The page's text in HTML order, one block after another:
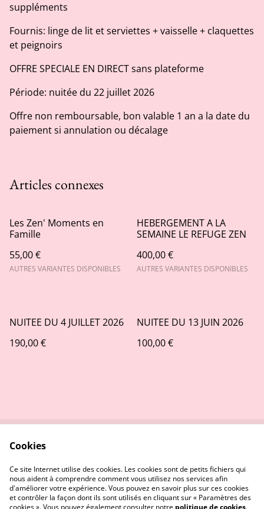
suppléments
Fournis: linge de lit et serviettes + vaisselle + claquettes
et peignoirs
OFFRE SPECIALE EN DIRECT sans plateforme
Période: nuitée du 22 juillet 2026
Offre non remboursable, bon valable 1 an a la date du
paiement si annulation ou décalage
Articles connexes
Les Zen' Moments en
Famille
55,00 €
AUTRES VARIANTES DISPONIBLES
HEBERGEMENT A LA
SEMAINE LE REFUGE ZEN
400,00 €
AUTRES VARIANTES DISPONIBLES
NUITEE DU 4 JUILLET 2026
190,00 €
NUITEE DU 13 JUIN 2026
100,00 €
CGU
Cookies
Cookies
Ce site Internet utilise des cookies. Les cookies sont de petits fichiers qui
nous aident à comprendre comment vous utilisez nos services afin
d'améliorer votre expérience. Vous pouvez en savoir plus sur ces cookies
et contrôler la façon dont ils sont utilisés en cliquant sur « Paramètres des
cookies ». Vous pouvez également consulter notre politique de cookies.